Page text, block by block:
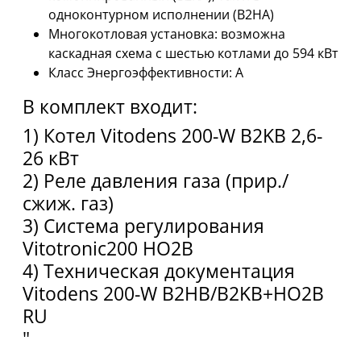
одноконтурном исполнении (B2HA)
Многокотловая установка: возможна
каскадная схема с шестью котлами до 594 кВт
Класс Энергоэффективности: A
В комплект входит:
1) Котел Vitodens 200-W B2KB 2,6-
26 кВт
2) Реле давления газа (прир./
сжиж. газ)
3) Система регулирования
Vitotronic200 HO2B
4) Техническая документация
Vitodens 200-W B2HB/B2KB+HO2B
RU
"